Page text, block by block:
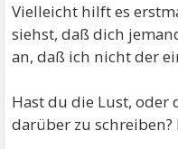
Vielleicht hilft es
siehst, daß dich
an, daß ich nicht der
Hast du die Lust, oder
darüber zu schreiben?